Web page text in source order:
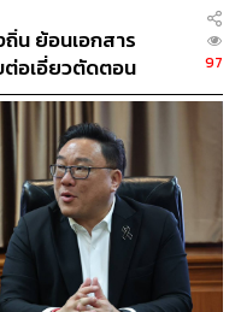
น ย้อนเอกสาร
อเอี่ยวตัดตอน
97